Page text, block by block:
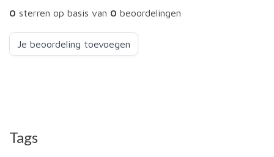
0 sterren op basis van 0 beoordelingen
Je beoordeling toevoegen
Tags